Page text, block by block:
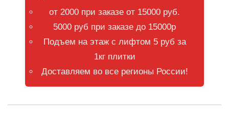
от 2000 при заказе от 15000 руб.
5000 руб при заказе до 15000р
Подъем на этаж с лифтом 5 руб за
1кг плитки
Доставляем во все регионы России!